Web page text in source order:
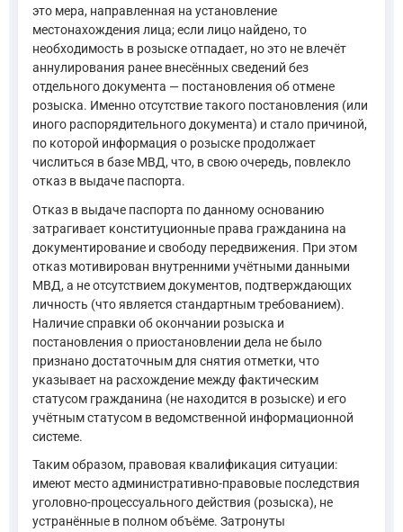
это мера, направленная на установление
местонахождения лица; если лицо найдено, то
необходимость в розыске отпадает, но это не влечёт
аннулирования ранее внесённых сведений без
отдельного документа — постановления об отмене
розыска. Именно отсутствие такого постановления (или
иного распорядительного документа) и стало причиной,
по которой информация о розыске продолжает
числиться в базе МВД, что, в свою очередь, повлекло
отказ в выдаче паспорта.
Отказ в выдаче паспорта по данному основанию
затрагивает конституционные права гражданина на
документирование и свободу передвижения. При этом
отказ мотивирован внутренними учётными данными
МВД, а не отсутствием документов, подтверждающих
личность (что является стандартным требованием).
Наличие справки об окончании розыска и
постановления о приостановлении дела не было
признано достаточным для снятия отметки, что
указывает на расхождение между фактическим
статусом гражданина (не находится в розыске) и его
учётным статусом в ведомственной информационной
системе.
Таким образом, правовая квалификация ситуации:
имеют место административно-правовые последствия
уголовно-процессуального действия (розыска), не
устранённые в полном объёме. Затронуты